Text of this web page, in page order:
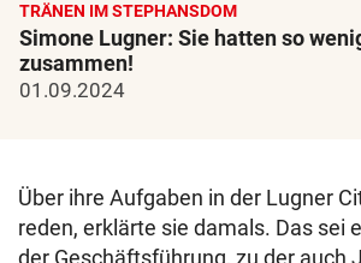
TRÄNEN IM STEPHANSDOM
Simone Lugner: Sie hatten so
zusammen!
01.09.2024
Über ihre Aufgaben in der Lugner
reden, erklärte sie damals. Das sei